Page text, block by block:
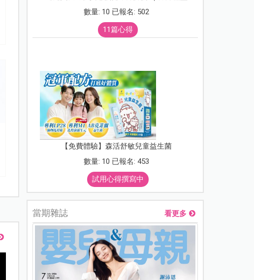
數量: 10 已報名: 502
11篇心得
【免費體驗】森活舒敏兒童益生菌
數量: 10 已報名: 453
試用心得撰寫中
當期雜誌 看更多